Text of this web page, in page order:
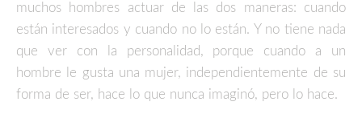
muchos hombres actuar de las dos maneras: cuando
están interesados y cuando no lo están. Y no tiene nada
que ver con la personalidad, porque cuando a un
hombre le gusta una mujer, independientemente de su
forma de ser, hace lo que nunca imaginó, pero lo hace.